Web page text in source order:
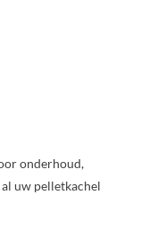
onderhoud,
uw pelletkachel